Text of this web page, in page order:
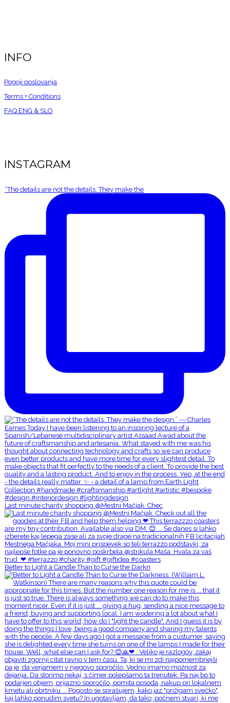
INFO
Pogoji poslovanja
Terms + Conditions
FAQ ENG & SLO
INSTAGRAM
“The details are not the details. They make the
Last minute charity shopping @Mestni Mačjak. Chec
Better to Light a Candle Than to Curse the Darkn